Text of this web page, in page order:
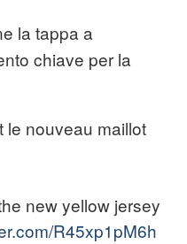
la tappa a
chiave per la
le nouveau maillot
new yellow jersey
R45xp1pM6h